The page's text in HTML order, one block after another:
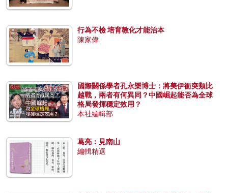
行為不檢 培育教化才能治本
陳家偉
國際關係學者孔永樂博士：將美伊衝突類比
越戰，兩者有何異同？中國崛起能否為全球
格局發揮穩定效用？
本社編輯部
葛亮：見南山
編輯精選